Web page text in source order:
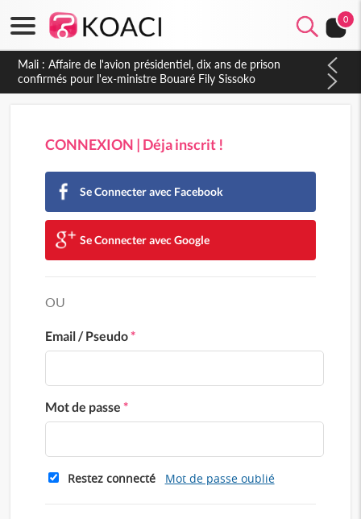
0
Mali : Affaire de l'avion présidentiel, dix ans de prison
confirmés pour l'ex-ministre Bouaré Fily Sissoko
CONNEXION | Déja inscrit !
Se Connecter avec Facebook
Se Connecter avec Google
OU
Email / Pseudo*
Mot de passe *
Restez connecté Mot de passe oublié